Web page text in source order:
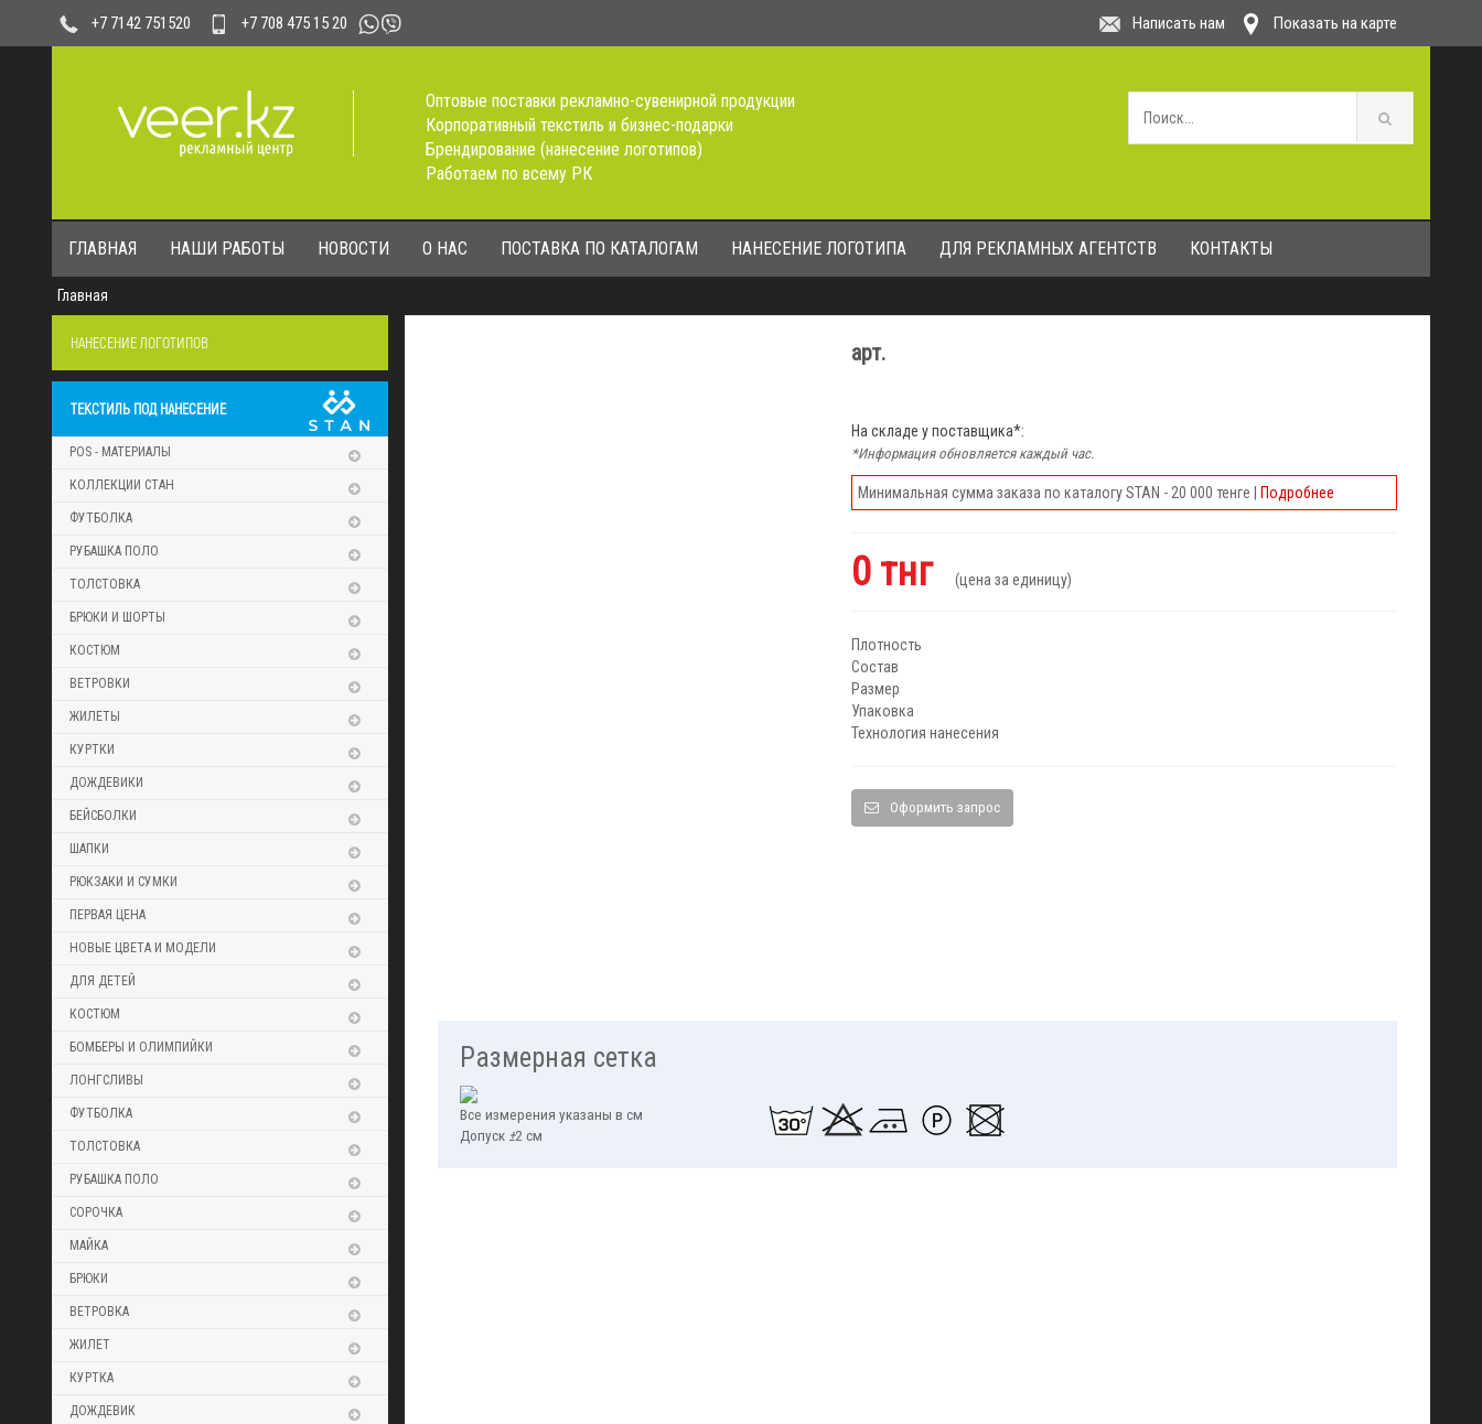
+7 7142 751520 +7 708 475 15 20 Написать нам Показать на карте
Оптовые поставки рекламно-сувенирной продукции
Корпоративный текстиль и бизнес-подарки
Брендирование (нанесение логотипов)
Работаем по всему РК
ГЛАВНАЯ НАШИ РАБОТЫ НОВОСТИ О НАС ПОСТАВКА ПО КАТАЛОГАМ НАНЕСЕНИЕ ЛОГОТИПА ДЛЯ РЕКЛАМНЫХ АГЕНТСТВ КОНТАКТЫ
Главная
НАНЕСЕНИЕ ЛОГОТИПОВ
ТЕКСТИЛЬ ПОД НАНЕСЕНИЕ
POS - МАТЕРИАЛЫ
КОЛЛЕКЦИИ СТАН
ФУТБОЛКА
РУБАШКА ПОЛО
ТОЛСТОВКА
БРЮКИ И ШОРТЫ
КОСТЮМ
ВЕТРОВКИ
ЖИЛЕТЫ
КУРТКИ
ДОЖДЕВИКИ
БЕЙСБОЛКИ
ШАПКИ
РЮКЗАКИ И СУМКИ
ПЕРВАЯ ЦЕНА
НОВЫЕ ЦВЕТА И МОДЕЛИ
ДЛЯ ДЕТЕЙ
КОСТЮМ
БОМБЕРЫ И ОЛИМПИЙКИ
ЛОНГСЛИВЫ
ФУТБОЛКА
ТОЛСТОВКА
РУБАШКА ПОЛО
СОРОЧКА
МАЙКА
БРЮКИ
ВЕТРОВКА
ЖИЛЕТ
КУРТКА
ДОЖДЕВИК
арт.
На складе у поставщика*:
*Информация обновляется каждый час.
Минимальная сумма заказа по каталогу STAN - 20 000 тенге | Подробнее
0 тнг (цена за единицу)
Плотность
Состав
Размер
Упаковка
Технология нанесения
Оформить запрос
Размерная сетка
Все измерения указаны в см
Допуск ±2 см